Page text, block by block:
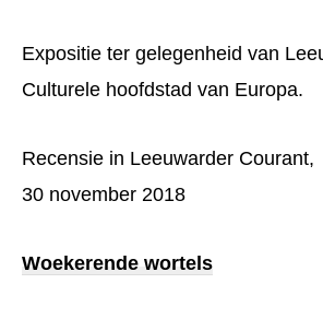
Expositie ter gelegenheid van
Culturele hoofdstad van Europa.
Recensie in Leeuwarder Courant,
30 november 2018
Woekerende wortels